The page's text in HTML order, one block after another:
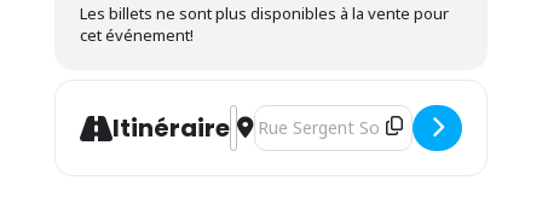
Les billets ne sont plus disponibles à la vente pour
cet événement!
ItinéraireAddress - Animation enfants - "Artiste
Destination Address - Animation